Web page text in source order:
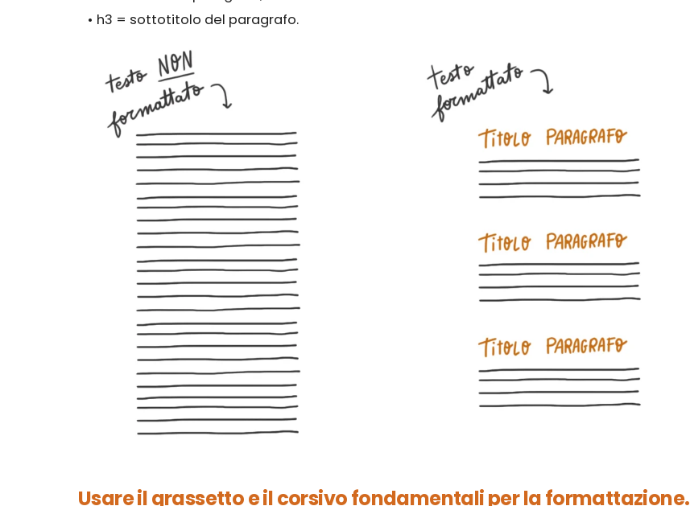
h3 = sottotitolo del paragrafo.
Usare il grassetto e il corsivo fondamentali per la formattazione.